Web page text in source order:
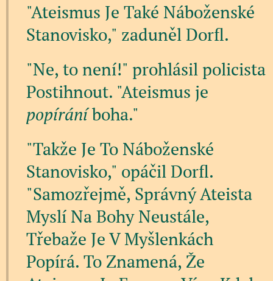
"Ateismus Je Také Náboženské
Stanovisko," zaduněl Dorfl.
"Ne, to není!" prohlásil policista
Postihnout. "Ateismus je
popíráníboha."
"Takže Je To Náboženské
Stanovisko," opáčil Dorfl.
"Samozřejmě, Správný Ateista
Myslí Na Bohy Neustále,
Třebaže Je V Myšlenkách
Popírá. To Znamená, Že